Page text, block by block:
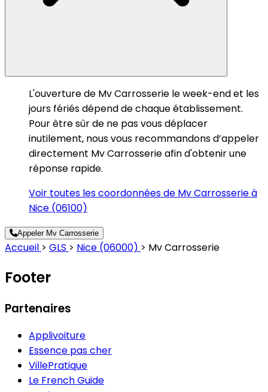
L'ouverture de Mv Carrosserie le week-end et les
jours fériés dépend de chaque établissement.
Pour être sûr de ne pas vous déplacer
inutilement, nous vous recommandons d’appeler
directement Mv Carrosserie afin d'obtenir une
réponse rapide.
Voir toutes les coordonnées de Mv Carrosserie à
Nice (06100)
Appeler Mv Carrosserie
Accueil > GLS > Nice (06000) > Mv Carrosserie
Footer
Partenaires
Applivoiture
Essence pas cher
VillePratique
Le French Guide